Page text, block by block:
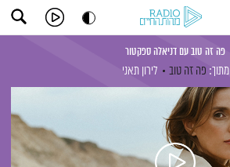
פה זה טוב עם דניאלה ספקטור
מתוך: פה זה טוב לירון תאני